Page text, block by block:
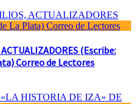
(Escribe:
Correo de Lectores